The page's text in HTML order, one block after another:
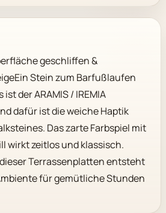
geschliffen &
Stein zum Barfußlaufen
der ARAMIS / IREMIA
dafür ist die weiche Haptik
Das zarte Farbspiel mit
wirkt zeitlos und klassisch.
Terrassenplatten entsteht
für gemütliche Stunden